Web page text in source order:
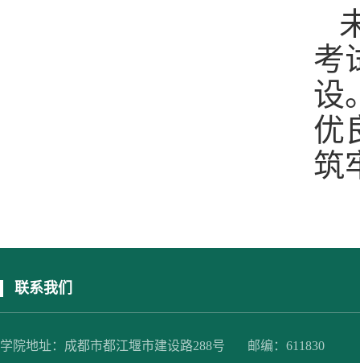
考
设
优
筑
联系我们
学院地址：成都市都江堰市建设路288号 邮编：611830